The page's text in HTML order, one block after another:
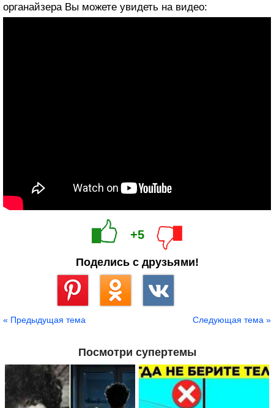
органайзера Вы можете увидеть на видео:
+5
Поделись с друзьями!
« Предыдущая тема Следующая тема »
Посмотри супертемы